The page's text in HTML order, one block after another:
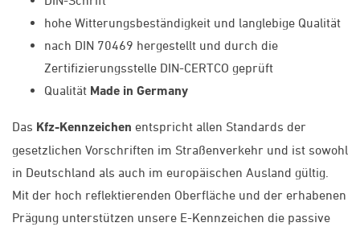
hohe Witterungsbeständigkeit und langlebige Qualität
nach DIN 70469 hergestellt und durch die
Zertifizierungsstelle DIN-CERTCO geprüft
Qualität Made in Germany
Das Kfz-Kennzeichen entspricht allen Standards der
gesetzlichen Vorschriften im Straßenverkehr und ist sowohl
in Deutschland als auch im europäischen Ausland gültig.
Mit der hoch reflektierenden Oberfläche und der erhabenen
Prägung unterstützen unsere E-Kennzeichen die passive